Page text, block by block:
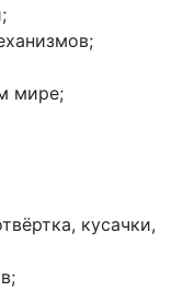
мире;
кусачки,